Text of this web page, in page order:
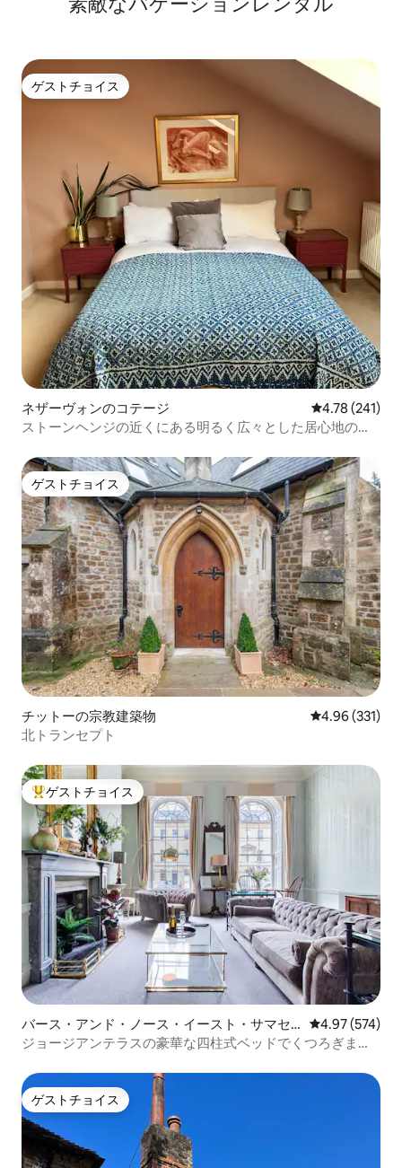
ゲストチョイス
ゲストチョイス
ネザーヴォンのコテージ レビュー241
4.78 (241)
ストーンヘンジの近くにある明るく広々とした居心地の良
ゲストチョイス
ゲストチョイス
チットーの宗教建築物 レビュー331
4.96 (331)
北トランセプト
大好評のゲストチョイスです。
ゲストチョイス
バース・アンド・ノース・イースト・サマセ
ットのマンション・アパート
レビュー574
4.97 (574)
ジョージアンテラスの豪華な四柱式ベッドでくつろぎまし
ゲストチョイス
ゲストチョイス